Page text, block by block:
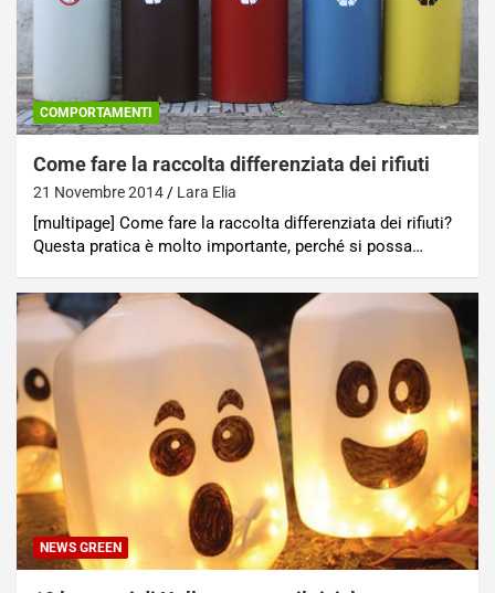
COMPORTAMENTI
Come fare la raccolta differenziata dei rifiuti
21 Novembre 2014 Lara Elia
[multipage] Come fare la raccolta differenziata dei rifiuti?
Questa pratica è molto importante, perché si possa…
NEWS GREEN